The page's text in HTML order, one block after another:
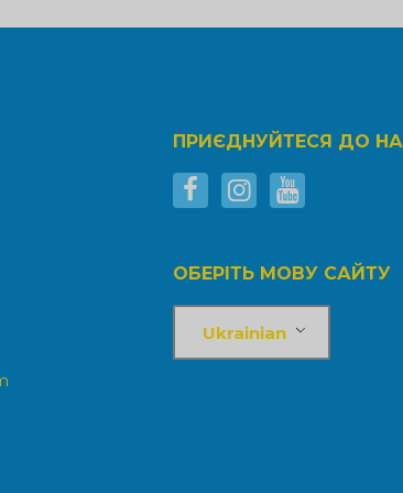
ПРИЄДНУЙТЕСЯ ДО
ОБЕРІТЬ МОВУ САЙТУ
Ukrainian